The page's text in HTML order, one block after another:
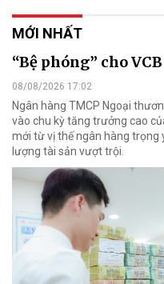
MỚI NHẤT
“Bệ phóng” cho VCB
08/08/2026 17:02
Ngân hàng TMCP Ngoại
vào chu kỳ tăng trưởng cao
mới từ vị thế ngân hàng trọng
lượng tài sản vượt trội.